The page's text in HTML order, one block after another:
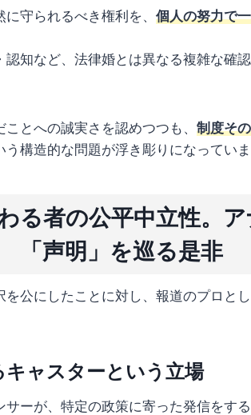
守られるべき権利を、 個人の努力で
認知など、法律婚とは異なる複雑な確
とへの誠実さを認めつつも、 制度そ
う構造的な問題が浮き彫りになっていま
る者の公平中立性。
「声明」を巡る是非
を公にしたことに対し、報道のプロと
ャスターという立場
ーが、特定の政策に寄った発信をする